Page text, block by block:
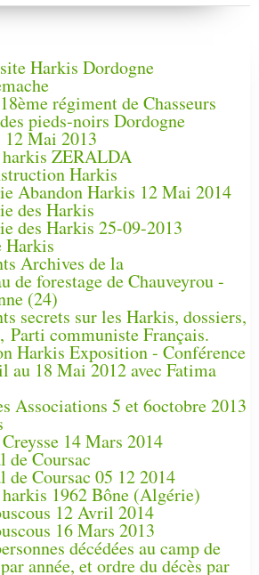
Harkis Dordogne
régiment de Chasseurs
pieds-noirs Dordogne
Mai 2013
ZERALDA
Harkis
Abandon Harkis 12 Mai 2014
des Harkis
des Harkis 25-09-2013
Harkis
Archives de la
de forestage de Chauveyrou -
(24)
secrets sur les Harkis, dossiers,
Parti communiste Français.
Harkis Exposition - Conférence
au 18 Mai 2012 avec Fatima
Associations 5 et 6octobre 2013
14 Mars 2014
Coursac
Coursac 05 12 2014
1962 Bône (Algérie)
12 Avril 2014
16 Mars 2013
décédées au camp de
année, et ordre du décès par